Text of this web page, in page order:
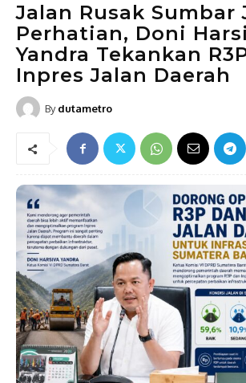
Jalan Rusak Sumbar
Perhatian, Doni
Yandra Tekankan
Inpres Jalan Daerah
By dutametro